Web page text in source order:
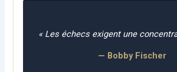
« Les échecs exigent une
— Bobby Fischer